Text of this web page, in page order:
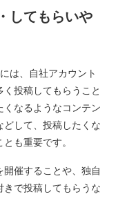
してもらいや
は、自社アカウント
投稿してもらうこと
なるようなコンテン
どして、投稿したくな
も重要です。
催することや、独自
で投稿してもらうな